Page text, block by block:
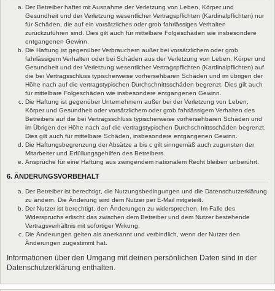
Der Betreiber haftet mit Ausnahme der Verletzung von Leben, Körper und
Gesundheit und der Verletzung wesentlicher Vertragspflichten (Kardinalpflichten) nur
für Schäden, die auf ein vorsätzliches oder grob fahrlässiges Verhalten
zurückzuführen sind. Dies gilt auch für mittelbare Folgeschäden wie insbesondere
entgangenen Gewinn.
Die Haftung ist gegenüber Verbrauchern außer bei vorsätzlichem oder grob
fahrlässigem Verhalten oder bei Schäden aus der Verletzung von Leben, Körper und
Gesundheit und der Verletzung wesentlicher Vertragspflichten (Kardinalpflichten) auf
die bei Vertragsschluss typischerweise vorhersehbaren Schäden und im übrigen der
Höhe nach auf die vertragstypischen Durchschnittsschäden begrenzt. Dies gilt auch
für mittelbare Folgeschäden wie insbesondere entgangenen Gewinn.
Die Haftung ist gegenüber Unternehmern außer bei der Verletzung von Leben,
Körper und Gesundheit oder vorsätzlichem oder grob fahrlässigem Verhalten des
Betreibers auf die bei Vertragsschluss typischerweise vorhersehbaren Schäden und
im Übrigen der Höhe nach auf die vertragstypischen Durchschnittsschäden begrenzt.
Dies gilt auch für mittelbare Schäden, insbesondere entgangenen Gewinn.
Die Haftungsbegrenzung der Absätze a bis c gilt sinngemäß auch zugunsten der
Mitarbeiter und Erfüllungsgehilfen des Betreibers.
Ansprüche für eine Haftung aus zwingendem nationalem Recht bleiben unberührt.
6. ÄNDERUNGSVORBEHALT
Der Betreiber ist berechtigt, die Nutzungsbedingungen und die Datenschutzerklärung
zu ändern. Die Änderung wird dem Nutzer per E-Mail mitgeteilt.
Der Nutzer ist berechtigt, den Änderungen zu widersprechen. Im Falle des
Widerspruchs erlischt das zwischen dem Betreiber und dem Nutzer bestehende
Vertragsverhältnis mit sofortiger Wirkung.
Die Änderungen gelten als anerkannt und verbindlich, wenn der Nutzer den
Änderungen zugestimmt hat.
Informationen über den Umgang mit deinen persönlichen Daten sind in der
Datenschutzerklärung enthalten.